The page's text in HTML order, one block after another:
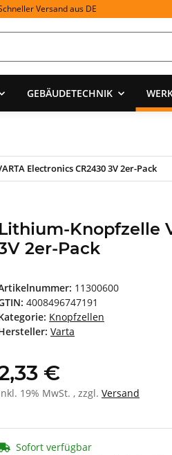
Versand aus DE
GEBÄUDETECHNIK
Electronics CR2430 3V 2er-Pack
Lithium-Knopfzelle
2er-Pack
11300600
4008496747191
Knopfzellen
Varta
€
19% MwSt. , zzgl. Versand
Sofort verfügbar